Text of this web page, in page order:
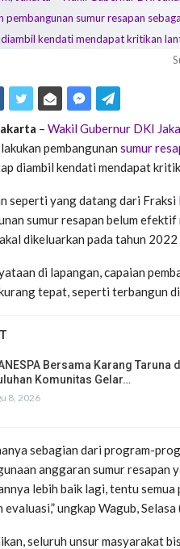
– Wakil Gubernur DKI
pembangunan sumur
diambil kendati mendapat
seperti yang datang dari Fraksi
sumur resapan belum
dikeluarkan pada tahun
di lapangan, capaian
tepat, seperti terbangun
Bersama Karang Taruna
Komunitas Gelar…
8, 2026
sebagian dari program-
anggaran sumur resapan
lebih baik lagi, tentu
ungkap Wagub,
seluruh unsur masyarakat